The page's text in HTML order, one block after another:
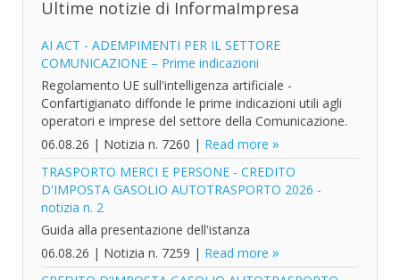
Ultime notizie di InformaImpresa
AI ACT - ADEMPIMENTI PER IL SETTORE
COMUNICAZIONE – Prime indicazioni
Regolamento UE sull'intelligenza artificiale -
Confartigianato diffonde le prime indicazioni utili agli
operatori e imprese del settore della Comunicazione.
06.08.26 | Notizia n. 7260 | Read more
TRASPORTO MERCI E PERSONE - CREDITO
D'IMPOSTA GASOLIO AUTOTRASPORTO 2026 -
notizia n. 2
Guida alla presentazione dell'istanza
06.08.26 | Notizia n. 7259 | Read more